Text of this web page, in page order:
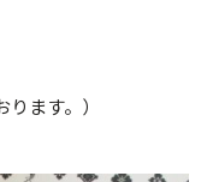
ます。）